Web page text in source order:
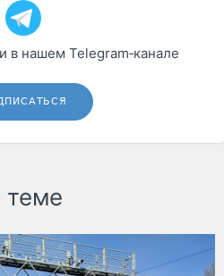
в нашем Telegram‑канале
теме